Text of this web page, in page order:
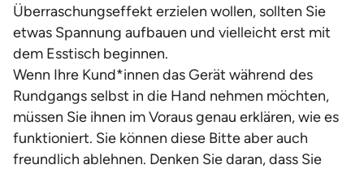
Überraschungseffekt erzielen wollen, sollten Sie
etwas Spannung aufbauen und vielleicht erst mit
dem Esstisch beginnen.
Wenn Ihre Kund*innen das Gerät während des
Rundgangs selbst in die Hand nehmen möchten,
müssen Sie ihnen im Voraus genau erklären, wie es
funktioniert. Sie können diese Bitte aber auch
freundlich ablehnen. Denken Sie daran, dass Sie